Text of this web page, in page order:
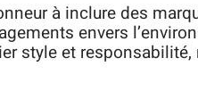
à inclure des
envers
style et responsabilité,